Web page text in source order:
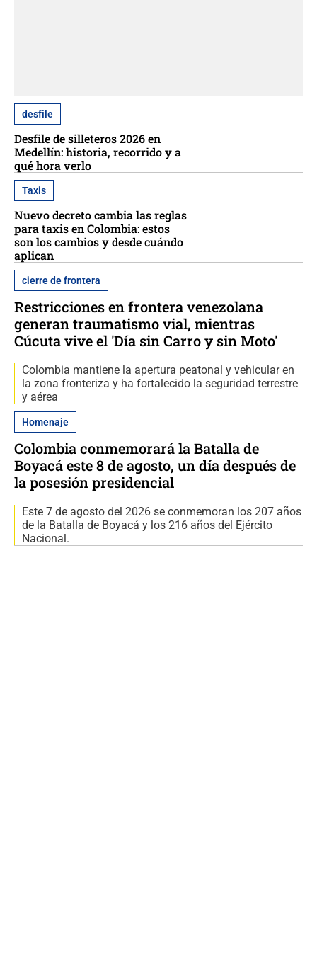
desfile
Desfile de silleteros 2026 en
Medellín: historia, recorrido y a
qué hora verlo
Taxis
Nuevo decreto cambia las reglas
para taxis en Colombia: estos
son los cambios y desde cuándo
aplican
cierre de frontera
Restricciones en frontera venezolana
generan traumatismo vial, mientras
Cúcuta vive el 'Día sin Carro y sin Moto'
Colombia mantiene la apertura peatonal y vehicular en
la zona fronteriza y ha fortalecido la seguridad terrestre
y aérea
Homenaje
Colombia conmemorará la Batalla de
Boyacá este 8 de agosto, un día después de
la posesión presidencial
Este 7 de agosto del 2026 se conmemoran los 207 años
de la Batalla de Boyacá y los 216 años del Ejército
Nacional.